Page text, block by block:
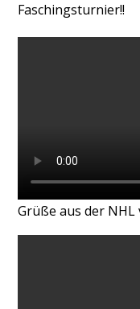
Faschingsturnier!!
Grüße aus der